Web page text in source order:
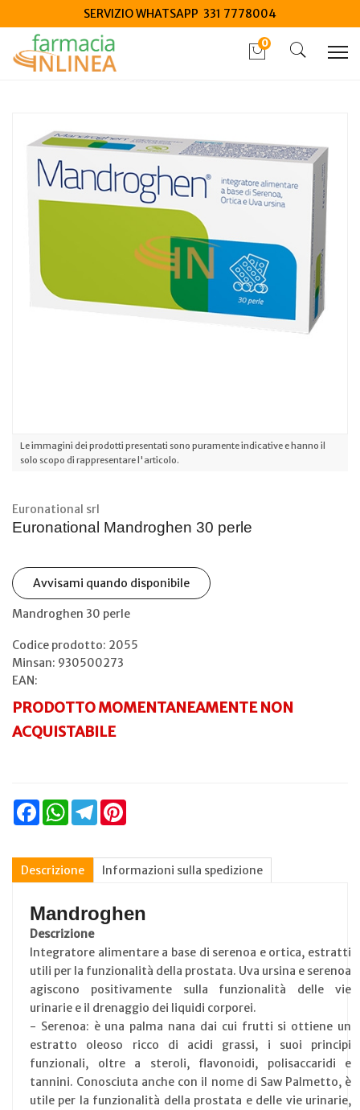
SERVIZIO WHATSAPP 331 7778004
0
Le immagini dei prodotti presentati sono puramente indicative e hanno il
solo scopo di rappresentare l'articolo.
Euronational srl
Euronational Mandroghen 30 perle
Avvisami quando disponibile
Mandroghen 30 perle
Codice prodotto: 2055
Minsan: 930500273
EAN:
PRODOTTO MOMENTANEAMENTE NON
ACQUISTABILE
FacebookWhatsAppTelegram
Descrizione Informazioni sulla spedizione
Mandroghen
Descrizione
Integratore alimentare a base di serenoa e ortica, estratti
utili per la funzionalità della prostata. Uva ursina e serenoa
agiscono positivamente sulla funzionalità delle vie
urinarie e il drenaggio dei liquidi corporei.
- Serenoa: è una palma nana dai cui frutti si ottiene un
estratto oleoso ricco di acidi grassi, i suoi principi
funzionali, oltre a steroli, flavonoidi, polisaccaridi e
tannini. Conosciuta anche con il nome di Saw Palmetto, è
utile per la funzionalità della prostata e delle vie urinarie,